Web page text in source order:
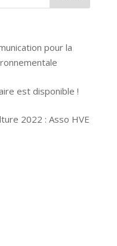
pour la
est disponible !
2022 : Asso HVE